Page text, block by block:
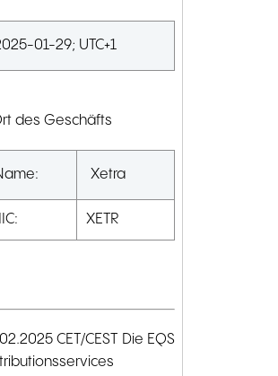
01-29; UTC+1
des Geschäfts
Xetra
XETR
CET/CEST Die EQS